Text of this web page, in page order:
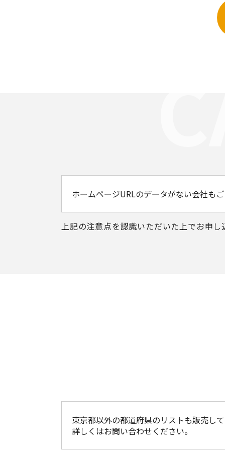
ホームページURLのデータがない会社もご
上記の注意点を認識いただいた上でお申し
東京都以外の都道府県のリストも販売して
詳しくはお問い合わせください。